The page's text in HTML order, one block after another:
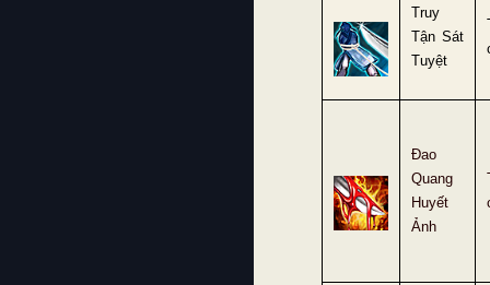
Truy
Tận Sát
Tuyệt
Đao
Quang
Huyết
Ảnh